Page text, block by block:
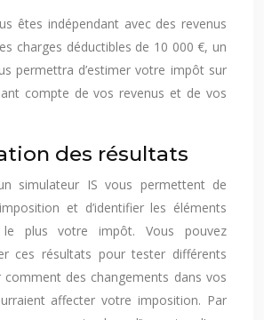
êtes indépendant avec des revenus
charges déductibles de 10 000 €, un
permettra d’estimer votre impôt sur
compte de vos revenus et de vos
des résultats
simulateur IS vous permettent de
et d’identifier les éléments
le plus votre impôt. Vous pouvez
ces résultats pour tester différents
des changements dans vos
affecter votre imposition. Par